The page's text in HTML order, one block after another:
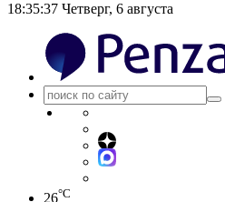
18:35:38 Четверг, 6 августа
26°C